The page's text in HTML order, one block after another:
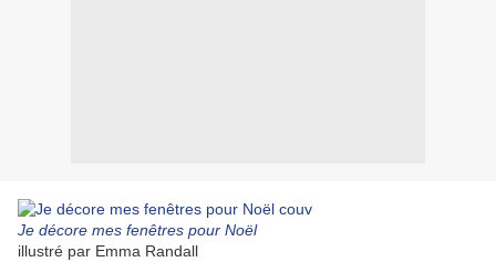
Je décore mes fenêtres pour Noël
illustré par Emma Randall